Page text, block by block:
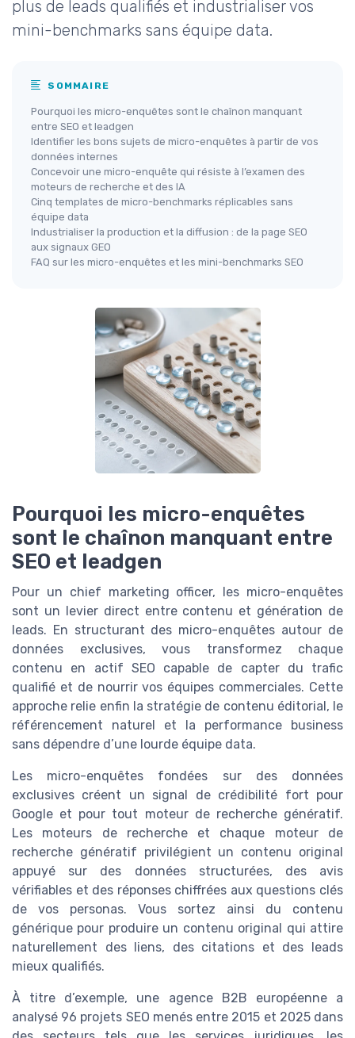
plus de leads qualifiés et industrialiser vos
mini-benchmarks sans équipe data.
SOMMAIRE
Pourquoi les micro-enquêtes sont le chaînon manquant
entre SEO et leadgen
Identifier les bons sujets de micro-enquêtes à partir de vos
données internes
Concevoir une micro-enquête qui résiste à l’examen des
moteurs de recherche et des IA
Cinq templates de micro-benchmarks réplicables sans
équipe data
Industrialiser la production et la diffusion : de la page SEO
aux signaux GEO
FAQ sur les micro-enquêtes et les mini-benchmarks SEO
Pourquoi les micro-enquêtes
sont le chaînon manquant entre
SEO et leadgen
Pour un chief marketing officer, les micro-enquêtes
sont un levier direct entre contenu et génération de
leads. En structurant des micro-enquêtes autour de
données exclusives, vous transformez chaque
contenu en actif SEO capable de capter du trafic
qualifié et de nourrir vos équipes commerciales. Cette
approche relie enfin la stratégie de contenu éditorial, le
référencement naturel et la performance business
sans dépendre d’une lourde équipe data.
Les micro-enquêtes fondées sur des données
exclusives créent un signal de crédibilité fort pour
Google et pour tout moteur de recherche génératif.
Les moteurs de recherche et chaque moteur de
recherche génératif privilégient un contenu original
appuyé sur des données structurées, des avis
vérifiables et des réponses chiffrées aux questions clés
de vos personas. Vous sortez ainsi du contenu
générique pour produire un contenu original qui attire
naturellement des liens, des citations et des leads
mieux qualifiés.
À titre d’exemple, une agence B2B européenne a
analysé 96 projets SEO menés entre 2015 et 2025 dans